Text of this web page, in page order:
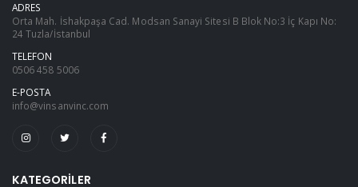
ADRES
Orta Mah. İshakpaşa Cad. Modsan Sanayi Sitesi B Blok No:3 İç Kapı No:
24 Tuzla/İstanbul
TELEFON
0506 458 5006
E-POSTA
info@vinsanvinc.com
KATEGORILER